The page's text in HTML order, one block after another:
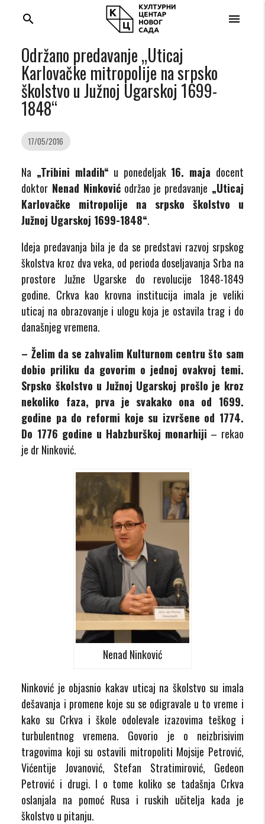
menu
search
Održano predavanje „Uticaj
Karlovačke mitropolije na srpsko
školstvo u Južnoj Ugarskoj 1699-
1848“
17/05/2016
Na „Tribini mladih“ u ponedeljak 16. maja docent
doktor Nenad Ninković održao je predavanje „Uticaj
Karlovačke mitropolije na srpsko školstvo u
Južnoj Ugarskoj 1699-1848“.
Ideja predavanja bila je da se predstavi razvoj srpskog
školstva kroz dva veka, od perioda doseljavanja Srba na
prostore Južne Ugarske do revolucije 1848-1849
godine. Crkva kao krovna institucija imala je veliki
uticaj na obrazovanje i ulogu koja je ostavila trag i do
današnjeg vremena.
– Želim da se zahvalim Kulturnom centru što sam
dobio priliku da govorim o jednoj ovakvoj temi.
Srpsko školstvo u Južnoj Ugarskoj prošlo je kroz
nekoliko faza, prva je svakako ona od 1699.
godine pa do reformi koje su izvršene od 1774.
Do 1776 godine u Habzburškoj monarhiji – rekao
je dr Ninković.
Nenad Ninković
Ninković je objasnio kakav uticaj na školstvo su imala
dešavanja i promene koje su se odigravale u to vreme i
kako su Crkva i škole odolevale izazovima teškog i
turbulentnog vremena. Govorio je o neizbrisivim
tragovima koji su ostavili mitropoliti Mojsije Petrović,
Vićentije Jovanović, Stefan Stratimirović, Gedeon
Petrović i drugi. I o tome koliko se tadašnja Crkva
oslanjala na pomoć Rusa i ruskih učitelja kada je
školstvo u pitanju.